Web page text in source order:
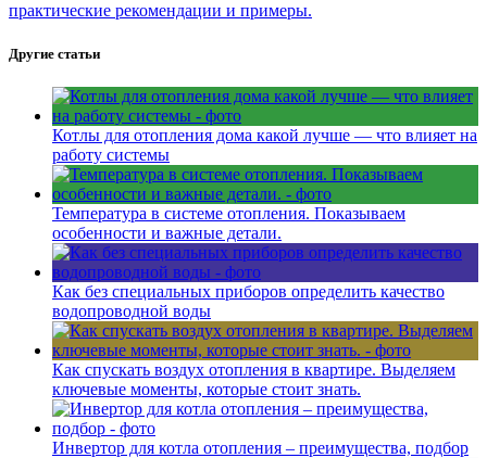
практические рекомендации и примеры.
Другие статьи
Котлы для отопления дома какой лучше — что влияет на
работу системы
Температура в системе отопления. Показываем
особенности и важные детали.
Как без специальных приборов определить качество
водопроводной воды
Как спускать воздух отопления в квартире. Выделяем
ключевые моменты, которые стоит знать.
Инвертор для котла отопления – преимущества, подбор